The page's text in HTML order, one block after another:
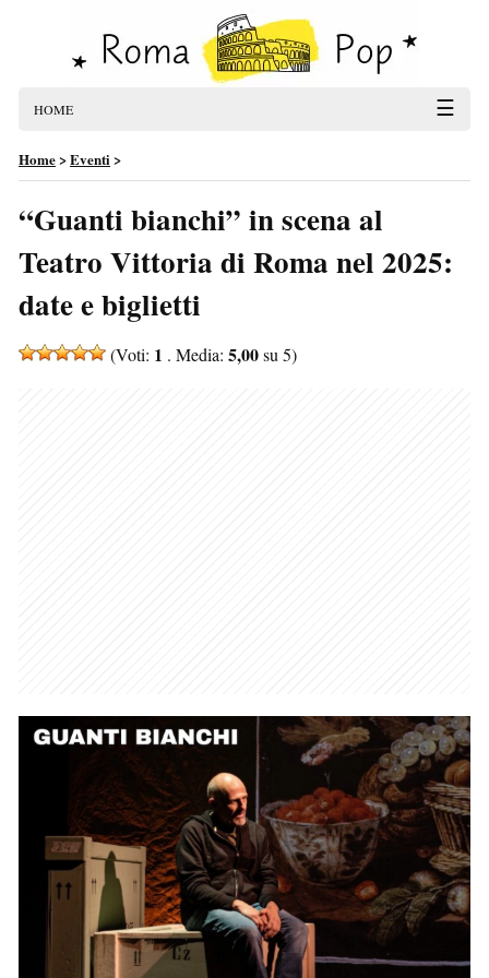
HOME ☰
Home>Eventi>
“Guanti bianchi” in scena al
Teatro Vittoria di Roma nel 2025:
date e biglietti
(Voti: 1 . Media: 5,00su 5)